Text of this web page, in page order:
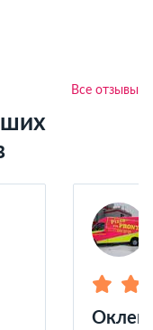
Все отзывы